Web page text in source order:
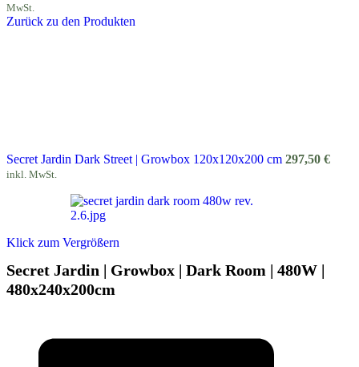
MwSt.
Zurück zu den Produkten
Secret Jardin Dark Street | Growbox 120x120x200 cm 297,50 €
inkl. MwSt.
Klick zum Vergrößern
Secret Jardin | Growbox | Dark Room | 480W |
480x240x200cm